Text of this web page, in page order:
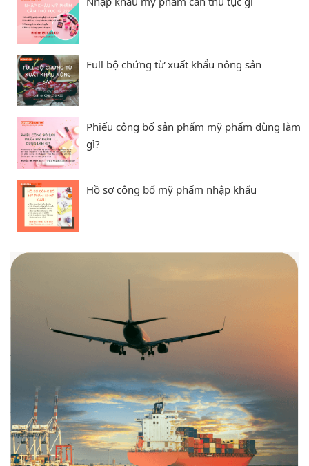
Full bộ chứng từ xuất khẩu nông sản
Phiếu công bố sản phẩm mỹ phẩm dùng làm
gì?
Hồ sơ công bố mỹ phẩm nhập khẩu